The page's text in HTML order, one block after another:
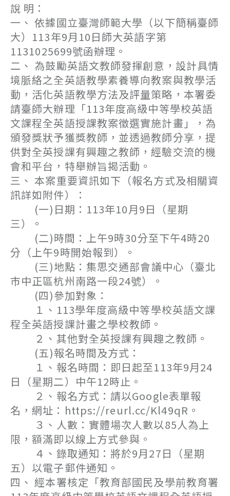
說 明：
一、 依據國立臺灣師範大學（以下簡稱臺師
大）113年9月10日師大英語字第
1131025699號函辦理。
二、 為鼓勵英語文教師發揮創意，設計具情
境脈絡之全英語教學素養導向教案與教學活
動，活化英語教學方法及評量策略，本署委
請臺師大辦理「113年度高級中等學校英語
文課程全英語授課教案徵選實施計畫」，為
頒發獎狀予獲獎教師，並透過教師分享，提
供對全英授課有興趣之教師，經驗交流的機
會和平台，特舉辦旨揭活動。
三、 本案重要資訊如下（報名方式及相關資
訊詳如附件）：
(一)日期：113年10月9日（星期
三）。
(二)時間：上午9時30分至下午4時20
分（上午9時開始報到）。
(三)地點：集思交通部會議中心（臺北
市中正區杭州南路一段24號）。
(四)參加對象：
１、113學年度高級中等學校英語文課
程全英語授課計畫之學校教師。
２、其他對全英授課有興趣之教師。
(五)報名時間及方式：
１、報名時間：即日起至113年9月24
日（星期二）中午12時止。
２、報名方式：請以Google表單報
名，網址：https://reurl.cc/Kl49qR。
３、人數：實體場次人數以85人為上
限，額滿即以線上方式參與。
４、錄取通知：將於9月27日（星期
五）以電子郵件通知。
四、 經本署核定「教育部國民及學前教育署